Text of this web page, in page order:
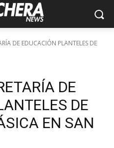
DE EDUCACIÓN PLANTELES DE
DE
DE
EN SAN